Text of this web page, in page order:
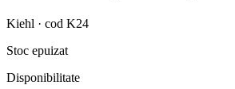
Kiehl · cod K24
Stoc epuizat
Disponibilitate